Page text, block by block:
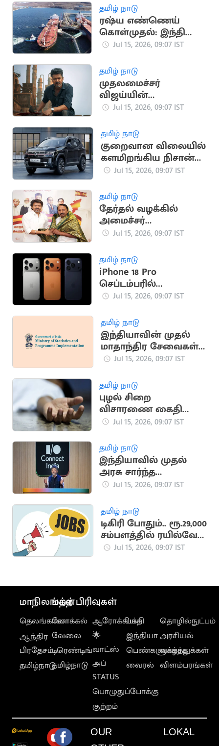
தமிழ் நாடு
ரஷ்ய எண்ணெய்
கொள்முதல்: இந்தியா
மீது கூடுதல் வரி
Jul 15, 2026, 09:07 IST
தமிழ் நாடு
முதலமைச்சர்
விஜய்யின்
'ஜனநாயகன்' ரிலீஸ்
Jul 15, 2026, 09:07 IST
தமிழ் நாடு
குறைவான விலையில்
களமிறங்கிய நிசான்
நிறுவன கார்
Jul 15, 2026, 09:07 IST
தமிழ் நாடு
தேர்தல் வழக்கில்
அமைச்சர்
செங்கோட்டையனுக்கு
நோட்டீஸ்
Jul 15, 2026, 09:07 IST
தமிழ் நாடு
iPhone 18 Pro
செப்டம்பரில்
அறிமுகமாக வாய்ப்பு
Jul 15, 2026, 09:07 IST
தமிழ் நாடு
இந்தியாவின் முதல்
மாதாந்திர சேவைகள்
உற்பத்தி குறியீடு
Jul 15, 2026, 09:07 IST
தமிழ் நாடு
புழல் சிறை
விசாரணை கைதி
மாரடைப்பால் திடீர்
Jul 15, 2026, 09:07 IST
தமிழ் நாடு
இந்தியாவில் முதல்
அரசு சார்ந்த
செயற்கை
பல்கலைக்கழகம்
அறிவிப்பு
Jul 15, 2026, 09:07 IST
தமிழ் நாடு
டிகிரி போதும்.. ரூ.29,000
சம்பளத்தில் ரயில்வே
வாரியத்தில் வேலை
Jul 15, 2026, 09:07 IST
மாநிலங்கள்
தெலங்கானா
ஆந்திர
பிரதேசம்
தமிழ்நாடு
மற்ற பிரிவுகள்
லோக்கல்
வேலை
டிரெண்டிங்
தமிழ்நாடு
ஆரோக்கியம்
🌟
வாட்ஸ்
அப்
STATUS
பொழுதுப்போக்கு
குற்றம்
பக்தி
இந்தியா
பெண்களுக்காக
வைரல்
தொழில்நுட்பம்
அரசியல்
வாழ்த்துக்கள்
விளம்பரங்கள்
OUR
LOKAL